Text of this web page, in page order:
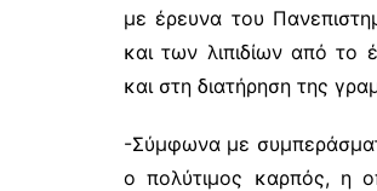
με έρευνα του
και των λιπιδίων από το
και στη διατήρηση της
-Σύμφωνα με
ο πολύτιμος καρπός, η